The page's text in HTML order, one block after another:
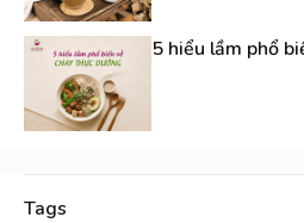
5 hiểu lầm phổ
Tags